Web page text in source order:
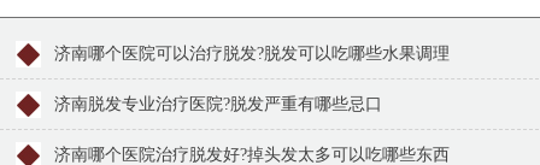
济南哪个医院可以治疗脱发?脱发可以吃哪些水果调理
济南脱发专业治疗医院?脱发严重有哪些忌口
济南哪个医院治疗脱发好?掉头发太多可以吃哪些东西